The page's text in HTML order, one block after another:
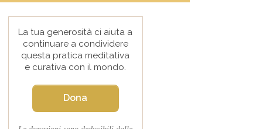
La tua generosità ci aiuta a
continuare a condividere
questa pratica meditativa
e curativa con il mondo.
Dona